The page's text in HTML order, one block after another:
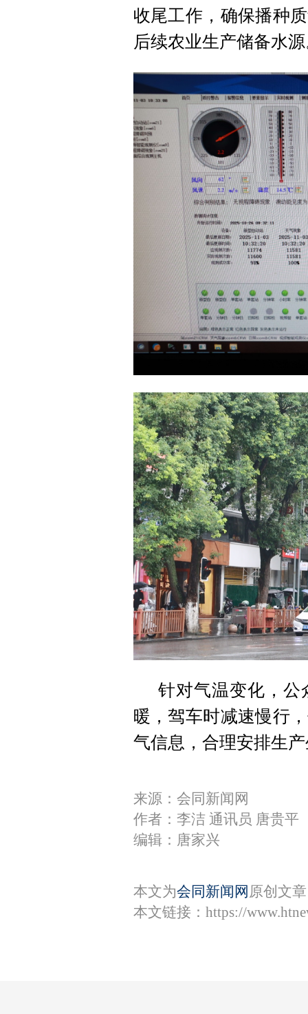
收尾工作，确保播种
后续农业生产储备水
针对气温变化，公
暖，驾车时减速慢行
气信息，合理安排生
来源：会同新闻网
作者：李洁 通讯员 唐贵平
编辑：唐家兴
本文为会同新闻网 原创文
本文链接： https://